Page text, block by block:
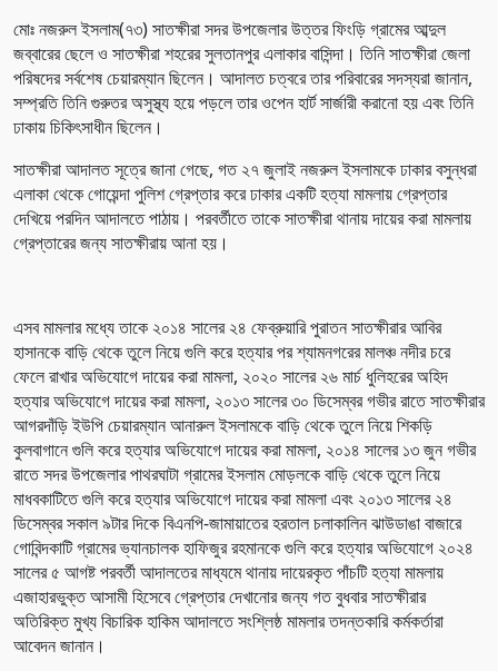
মোঃ নজরুল ইসলাম(৭৩) সাতক্ষীরা সদর উপজেলার উত্তর ফিংড়ি গ্রামের আব্দুল
জব্বারের ছেলে ও সাতক্ষীরা শহরের সুলতানপুর এলাকার বাসিন্দা। তিনি সাতক্ষীরা জেলা
পরিষদের সর্বশেষ চেয়ারম্যান ছিলেন। আদালত চত্বরে তার পরিবারের সদস্যরা জানান,
সম্প্রতি তিনি গুরুতর অসুস্থ্য হয়ে পড়লে তার ওপেন হার্ট সার্জারী করানো হয় এবং তিনি
ঢাকায় চিকিৎসাধীন ছিলেন।
সাতক্ষীরা আদালত সূত্রে জানা গেছে, গত ২৭ জুলাই নজরুল ইসলামকে ঢাকার বসুন্ধরা
এলাকা থেকে গোয়েন্দা পুলিশ গ্রেপ্তার করে ঢাকার একটি হত্যা মামলায় গ্রেপ্তার
দেখিয়ে পরদিন আদালতে পাঠায়। পরবর্তীতে তাকে সাতক্ষীরা থানায় দায়ের করা মামলায়
গ্রেপ্তারের জন্য সাতক্ষীরায় আনা হয়।
এসব মামলার মধ্যে তাকে ২০১৪ সালের ২৪ ফেব্রুয়ারি পুরাতন সাতক্ষীরার আবির
হাসানকে বাড়ি থেকে তুলে নিয়ে গুলি করে হত্যার পর শ্যামনগরের মালঞ্চ নদীর চরে
ফেলে রাখার অভিযোগে দায়ের করা মামলা, ২০২০ সালের ২৬ মার্চ ধুলিহরের অহিদ
হত্যার অভিযোগে দায়ের করা মামলা, ২০১৩ সালের ৩০ ডিসেম্বর গভীর রাতে সাতক্ষীরার
আগরদাঁড়ি ইউপি চেয়ারম্যান আনারুল ইসলামকে বাড়ি থেকে তুলে নিয়ে শিকড়ি
কুলবাগানে গুলি করে হত্যার অভিযোগে দায়ের করা মামলা, ২০১৪ সালের ১৩ জুন গভীর
রাতে সদর উপজেলার পাথরঘাটা গ্রামের ইসলাম মোড়লকে বাড়ি থেকে তুলে নিয়ে
মাধবকাটিতে গুলি করে হত্যার অভিযোগে দায়ের করা মামলা এবং ২০১৩ সালের ২৪
ডিসেম্বর সকাল ৯টার দিকে বিএনপি-জামায়াতের হরতাল চলাকালিন ঝাউডাঙা বাজারে
গোবিন্দকাটি গ্রামের ভ্যানচালক হাফিজুর রহমানকে গুলি করে হত্যার অভিযোগে ২০২৪
সালের ৫ আগষ্ট পরবর্তী আদালতের মাধ্যমে থানায় দায়েরকৃত পাঁচটি হত্যা মামলায়
এজাহারভুক্ত আসামী হিসেবে গ্রেপ্তার দেখানোর জন্য গত বুধবার সাতক্ষীরার
অতিরিক্ত মুখ্য বিচারিক হাকিম আদালতে সংশ্লিষ্ঠ মামলার তদন্তকারি কর্মকর্তারা
আবেদন জানান।